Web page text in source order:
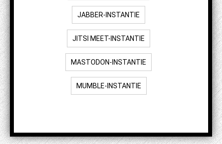
JABBER-INSTANTIE
JITSI MEET-INSTANTIE
MASTODON-INSTANTIE
MUMBLE-INSTANTIE